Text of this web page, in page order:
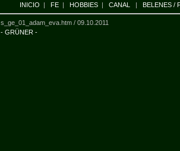
INICIO | FE| HOBBIES| CANAL | BELENES /
s_ge_01_adam_eva.htm / 09.10.2011
- GRÜNER -